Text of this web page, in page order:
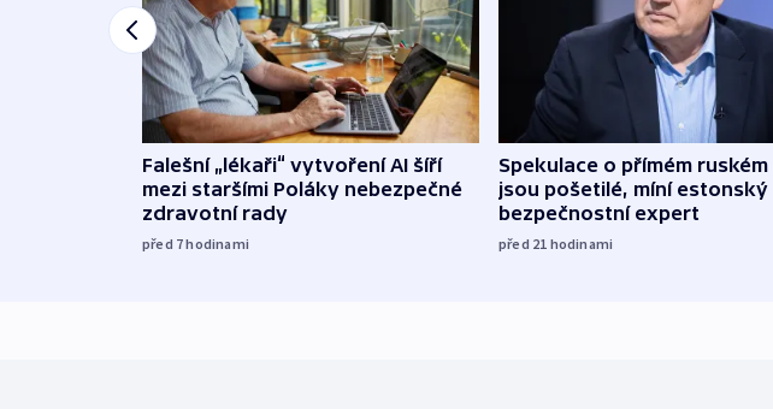
Falešní „lékaři“ vytvoření AI šíří
mezi staršími Poláky nebezpečné
zdravotní rady
před 7hodinami
Spekulace o přímém
jsou pošetilé, míní estonský
bezpečnostní expert
před 21 hodinami